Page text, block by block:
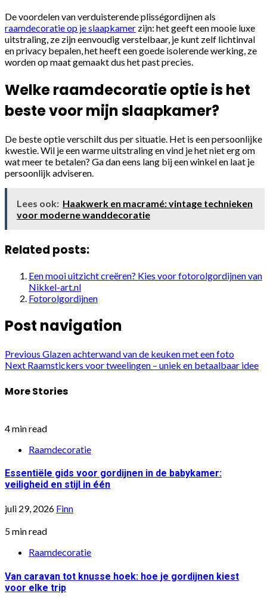
De voordelen van verduisterende plisségordijnen als
raamdecoratie op je slaapkamer zijn: het geeft een mooie luxe
uitstraling, ze zijn eenvoudig verstelbaar, je kunt zelf lichtinval
en privacy bepalen, het heeft een goede isolerende werking, ze
worden op maat gemaakt dus het past precies.
Welke raamdecoratie optie is het
beste voor mijn slaapkamer?
De beste optie verschilt dus per situatie. Het is een persoonlijke
kwestie. Wil je een warme uitstraling en vind je het niet erg om
wat meer te betalen? Ga dan eens lang bij een winkel en laat je
persoonlijk adviseren.
Lees ook: Haakwerk en macramé: vintage technieken
voor moderne wanddecoratie
Related posts:
Een mooi uitzicht creëren? Kies voor fotorolgordijnen van
Nikkel-art.nl
Fotorolgordijnen
Post navigation
Previous Glazen achterwand van de keuken met een foto
Next Raamstickers voor tweelingen – uniek en betaalbaar idee
More Stories
4 min read
Raamdecoratie
Essentiële gids voor gordijnen in de babykamer:
veiligheid en stijl in één
juli 29, 2026 Finn
5 min read
Raamdecoratie
Van caravan tot knusse hoek: hoe je gordijnen kiest
voor elke trip